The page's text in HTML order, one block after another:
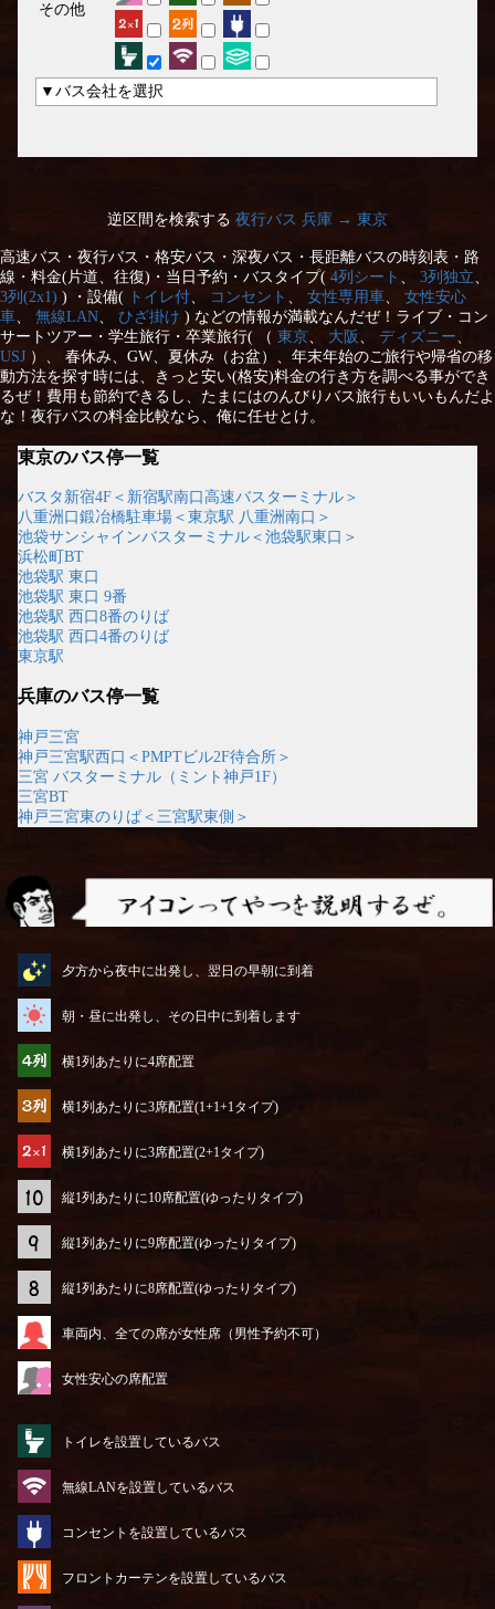
その他
▼バス会社を選択
逆区間を検索する 夜行バス 兵庫 → 東京
高速バス・夜行バス・格安バス・深夜バス・長距離バスの時刻表・路
線・料金(片道、往復)・当日予約・バスタイプ( 4列シート 、 3列独立、
3列(2x1) ) ・設備( トイレ付、 コンセント 、 女性専用車、 女性安心
車、 無線LAN、 ひざ掛け ) などの情報が満載なんだぜ！ライブ・コン
サートツアー・学生旅行・卒業旅行( （ 東京、 大阪 、 ディズニー、
USJ ）、 春休み、GW、夏休み（お盆）、年末年始のご旅行や帰省の移
動方法を探す時には、きっと安い(格安)料金の行き方を調べる事ができ
るぜ！費用も節約できるし、たまにはのんびりバス旅行もいいもんだよ
な！夜行バスの料金比較なら、俺に任せとけ。
東京のバス停一覧
バスタ新宿4F＜新宿駅南口高速バスターミナル＞
八重洲口鍛冶橋駐車場＜東京駅 八重洲南口＞
池袋サンシャインバスターミナル＜池袋駅東口＞
浜松町BT
池袋駅 東口
池袋駅 東口 9番
池袋駅 西口8番のりば
池袋駅 西口4番のりば
東京駅
兵庫のバス停一覧
神戸三宮
神戸三宮駅西口＜PMPTビル2F待合所＞
三宮 バスターミナル（ミント神戸1F）
三宮BT
神戸三宮東のりば＜三宮駅東側＞
夕方から夜中に出発し、翌日の早朝に到着
朝・昼に出発し、その日中に到着します
横1列あたりに4席配置
横1列あたりに3席配置(1+1+1タイプ)
横1列あたりに3席配置(2+1タイプ)
縦1列あたりに10席配置(ゆったりタイプ)
縦1列あたりに9席配置(ゆったりタイプ)
縦1列あたりに8席配置(ゆったりタイプ)
車両内、全ての席が女性席（男性予約不可）
女性安心の席配置
トイレを設置しているバス
無線LANを設置しているバス
コンセントを設置しているバス
フロントカーテンを設置しているバス